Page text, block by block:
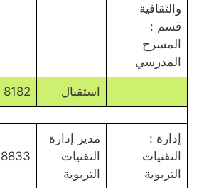
والثقافية
قسم :
المسرح
المدرسي
استقبال 8182
إدارة :
التقنيات
التربوية
مدير إدارة
التقنيات
التربوية
8833